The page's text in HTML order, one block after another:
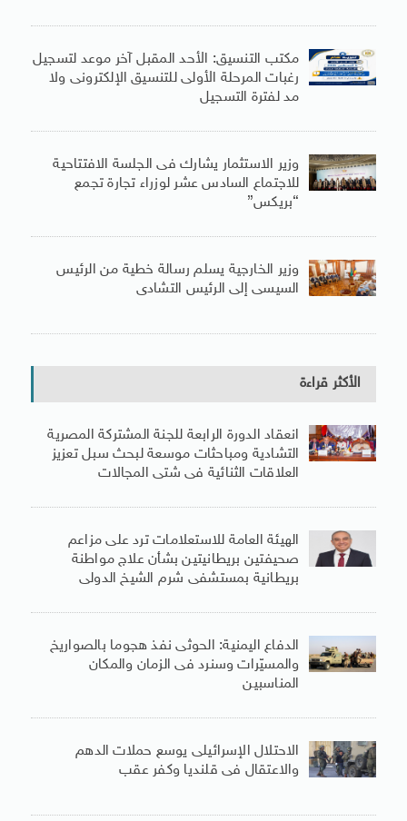
مكتب التنسيق: الأحد المقبل آخر موعد لتسجيل
رغبات المرحلة الأولى للتنسيق الإلكترونى ولا
مد لفترة التسجيل
وزير الاستثمار يشارك فى الجلسة الافتتاحية
للاجتماع السادس عشر لوزراء تجارة تجمع
“بريكس”
وزير الخارجية يسلم رسالة خطية من الرئيس
السيسى إلى الرئيس التشادى
الأكثر قراءة
انعقاد الدورة الرابعة للجنة المشتركة المصرية
التشادية ومباحثات موسعة لبحث سبل تعزيز
العلاقات الثنائية فى شتى المجالات
الهيئة العامة للاستعلامات ترد على مزاعم
صحيفتين بريطانيتين بشأن علاج مواطنة
بريطانية بمستشفى شرم الشيخ الدولى
الدفاع اليمنية: الحوثى نفذ هجوما بالصواريخ
والمسيّرات وسنرد فى الزمان والمكان
المناسبين
الاحتلال الإسرائيلى يوسع حملات الدهم
والاعتقال فى قلنديا وكفر عقب